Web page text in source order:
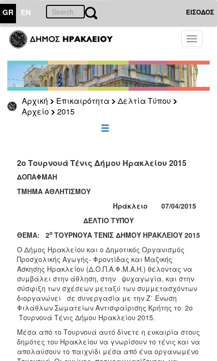
GR EN ΕΙΣΟΔΟΣ
Toggle
Αρχική Επικαιρότητα
Δελτία Τύπου
Αρχείο
2015
ΕΠΙΚΑΙΡΟΤΗΤΑ
Τύπου
Αρχείο
2026
2025
2021
2020
2019
2016
2015
2013
2012
2011
2010
2o Τουρνουά Τένις Δήμου Ηρακλείου 2015
ΔΟΠΑΦΜΑΗ
ΤΜΗΜΑ ΑΘΛΗΤΙΣΜΟΥ
Ηράκλειο 07/04/2015
ΔΕΛΤΙΟ ΤΥΠΟΥ
ΘΕΜΑ: 2ο ΤΟΥΡΝΟΥΑ ΤΕΝΙΣ ΔΗΜΟΥ ΗΡΑΚΛΕΙΟΥ 2015
O Δήμος Ηρακλείου και ο Δημοτικός Οργανισμός
Προσχολικής Αγωγής- Φροντίδας και Μαζικής
Άσκησης Ηρακλείου (Δ.Ο.Π.Α.Φ.Μ.Α.Η.) θέλοντας να
συμβάλει στην άθληση, στην ψυχαγωγία, και στην
σύσφιξη των σχέσεων μεταξύ των συμμετασχόντων
διοργανώνει σε συνεργασία με την Ζ΄ Ένωση
Φιλάθλων Σωματείων Αντισφαίρισης Κρήτης το 2o
Τουρνουά Τένις Δήμου Ηρακλείου 2015.
Μέσα από το Τουρνουά αυτό δίνετε η ευκαιρία στους
δημότες του Ηρακλείου να γνωρίσουν το τένις και να
απολαύσουν το παιχνίδι μέσα από ένα οργανωμένο